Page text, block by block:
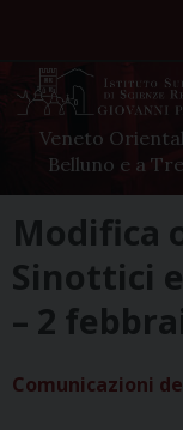
Veneto
Belluno e a
content
Modifica
Sinottici
– 2
Comunicazioni